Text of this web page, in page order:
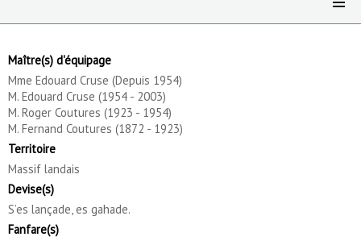
Maître(s) d'équipage
Mme Edouard Cruse (Depuis 1954)
M. Edouard Cruse (1954 - 2003)
M. Roger Coutures (1923 - 1954)
M. Fernand Coutures (1872 - 1923)
Territoire
Massif landais
Devise(s)
S’es lançade, es gahade.
Fanfare(s)